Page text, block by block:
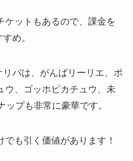
ケットもあるので、課金を
め。
パは、がんばリーリエ、ポ
ウ、ゴッホピカチュウ、未
ップも非常に豪華です。
でも引く価値があります！